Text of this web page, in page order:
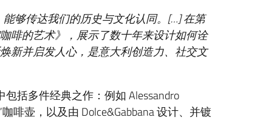
够传达我们的历史与文化认同。 […]在第
啡的艺术》，展示了数十年来设计如何诠
新并启发人心，是意大利创造力、社交文
括多件经典之作：例如 Alessandro
啡壶，以及由 Dolce&Gabbana 设计、并镀